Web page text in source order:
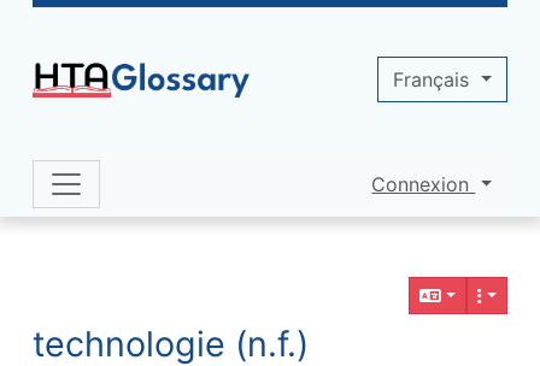
Navigation and related functionality
technologie (n.f.)
Site identity, navigation, etc.
Connexion
Français